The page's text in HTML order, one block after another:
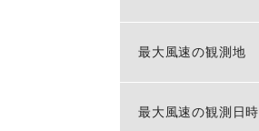
最大風速の観測地
最大風速の観測日時